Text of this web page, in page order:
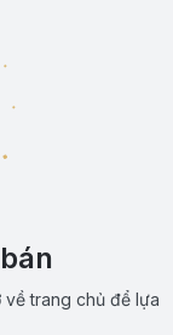
về trang chủ để lựa